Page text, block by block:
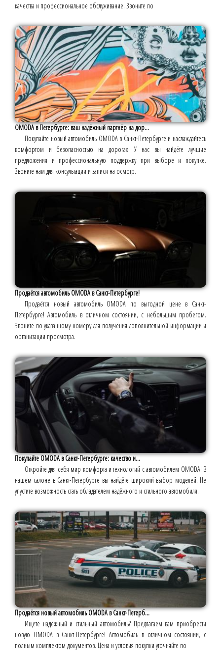
качества и профессиональное обслуживание. Звоните по
OMODA в Петербурге: ваш надёжный партнёр на дор...
Покупайте новый автомобиль OMODA в Санкт-Петербурге и наслаждайтесь
комфортом и безопасностью на дорогах. У нас вы найдёте лучшие
предложения и профессиональную поддержку при выборе и покупке.
Звоните нам для консультации и записи на осмотр.
Продаётся автомобиль OMODA в Санкт-Петербурге!
Продаётся новый автомобиль OMODA по выгодной цене в Санкт-
Петербурге! Автомобиль в отличном состоянии, с небольшим пробегом.
Звоните по указанному номеру для получения дополнительной информации и
организации просмотра.
Покупайте OMODA в Санкт-Петербурге: качество и...
Откройте для себя мир комфорта и технологий с автомобилем OMODA! В
нашем салоне в Санкт-Петербурге вы найдёте широкий выбор моделей. Не
упустите возможность стать обладателем надёжного и стильного автомобиля.
Продаётся новый автомобиль OMODA в Санкт-Петерб...
Ищете надёжный и стильный автомобиль? Предлагаем вам приобрести
новую OMODA в Санкт-Петербурге! Автомобиль в отличном состоянии, с
полным комплектом документов. Цена и условия покупки уточняйте по